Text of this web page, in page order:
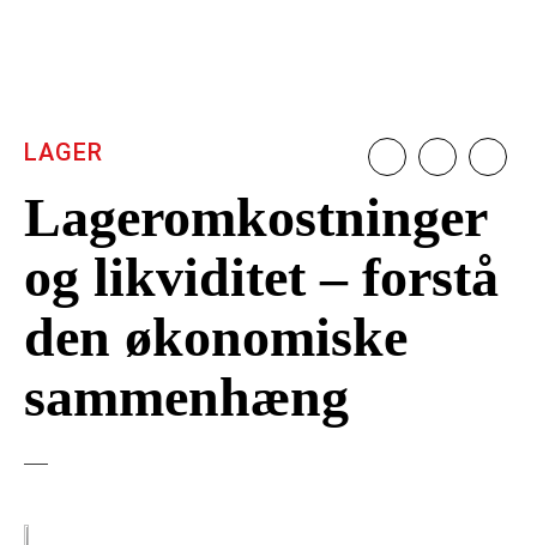
Lageromkostninger
og likviditet – forstå
den økonomiske
sammenhæng
LAGER